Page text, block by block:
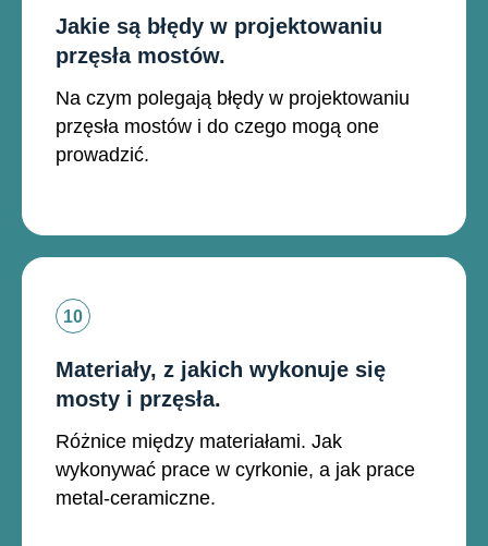
Jakie są błędy w projektowaniu
przęsła mostów.
Na czym polegają błędy w projektowaniu
przęsła mostów i do czego mogą one
prowadzić.
Materiały, z jakich wykonuje się
mosty i przęsła.
Różnice między materiałami. Jak
wykonywać prace w cyrkonie, a jak prace
metal-ceramiczne.